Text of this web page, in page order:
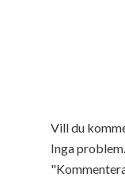
Vill du
Inga